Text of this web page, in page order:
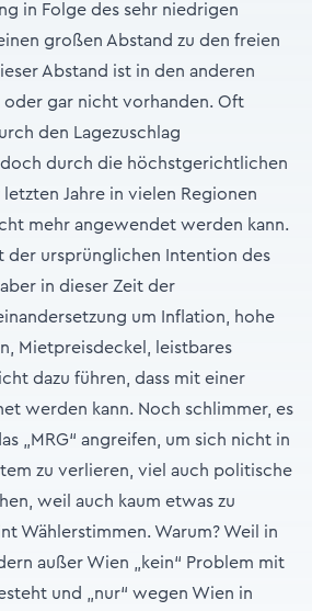
in Folge des sehr niedrigen
großen Abstand zu den freien
Abstand ist in den anderen
oder gar nicht vorhanden. Oft
den Lagezuschlag
durch die höchstgerichtlichen
Jahre in vielen Regionen
mehr angewendet werden kann.
der ursprünglichen Intention des
in dieser Zeit der
um Inflation, hohe
Mietpreisdeckel, leistbares
dazu führen, dass mit einer
werden kann. Noch schlimmer, es
„MRG“ angreifen, um sich nicht in
zu verlieren, viel auch politische
weil auch kaum etwas zu
Wählerstimmen. Warum? Weil in
außer Wien „kein“ Problem mit
und „nur“ wegen Wien in